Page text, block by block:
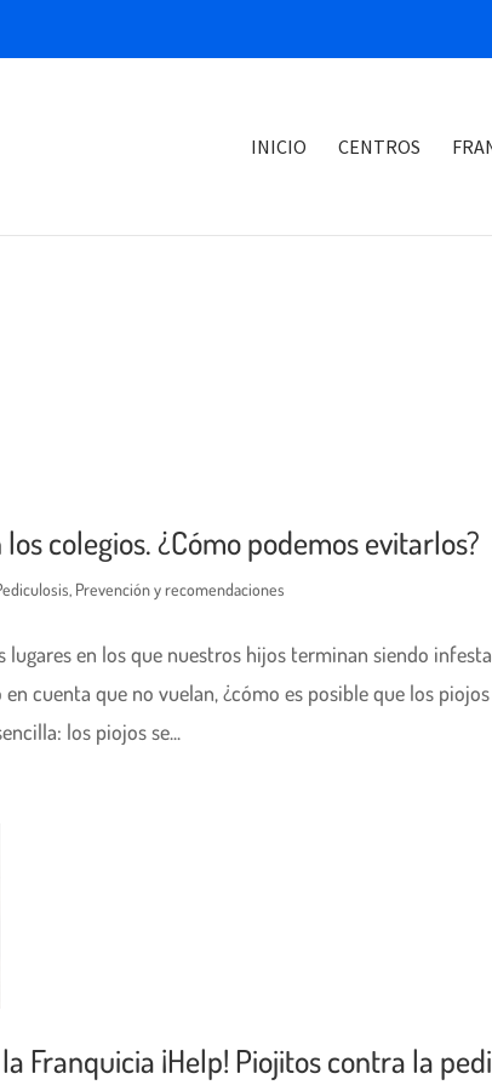
INICIO CENTROS
colegios. ¿Cómo podemos evitarlos?
, Prevención y recomendaciones
lugares en los que nuestros hijos terminan siendo
cuenta que no vuelan, ¿cómo es posible que los
los piojos se...
Franquicia ¡Help! Piojitos contra la